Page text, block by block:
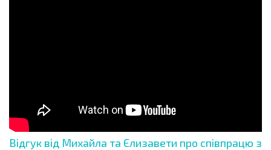
Відгук від Михайла та Єлизавети про співпрацю з